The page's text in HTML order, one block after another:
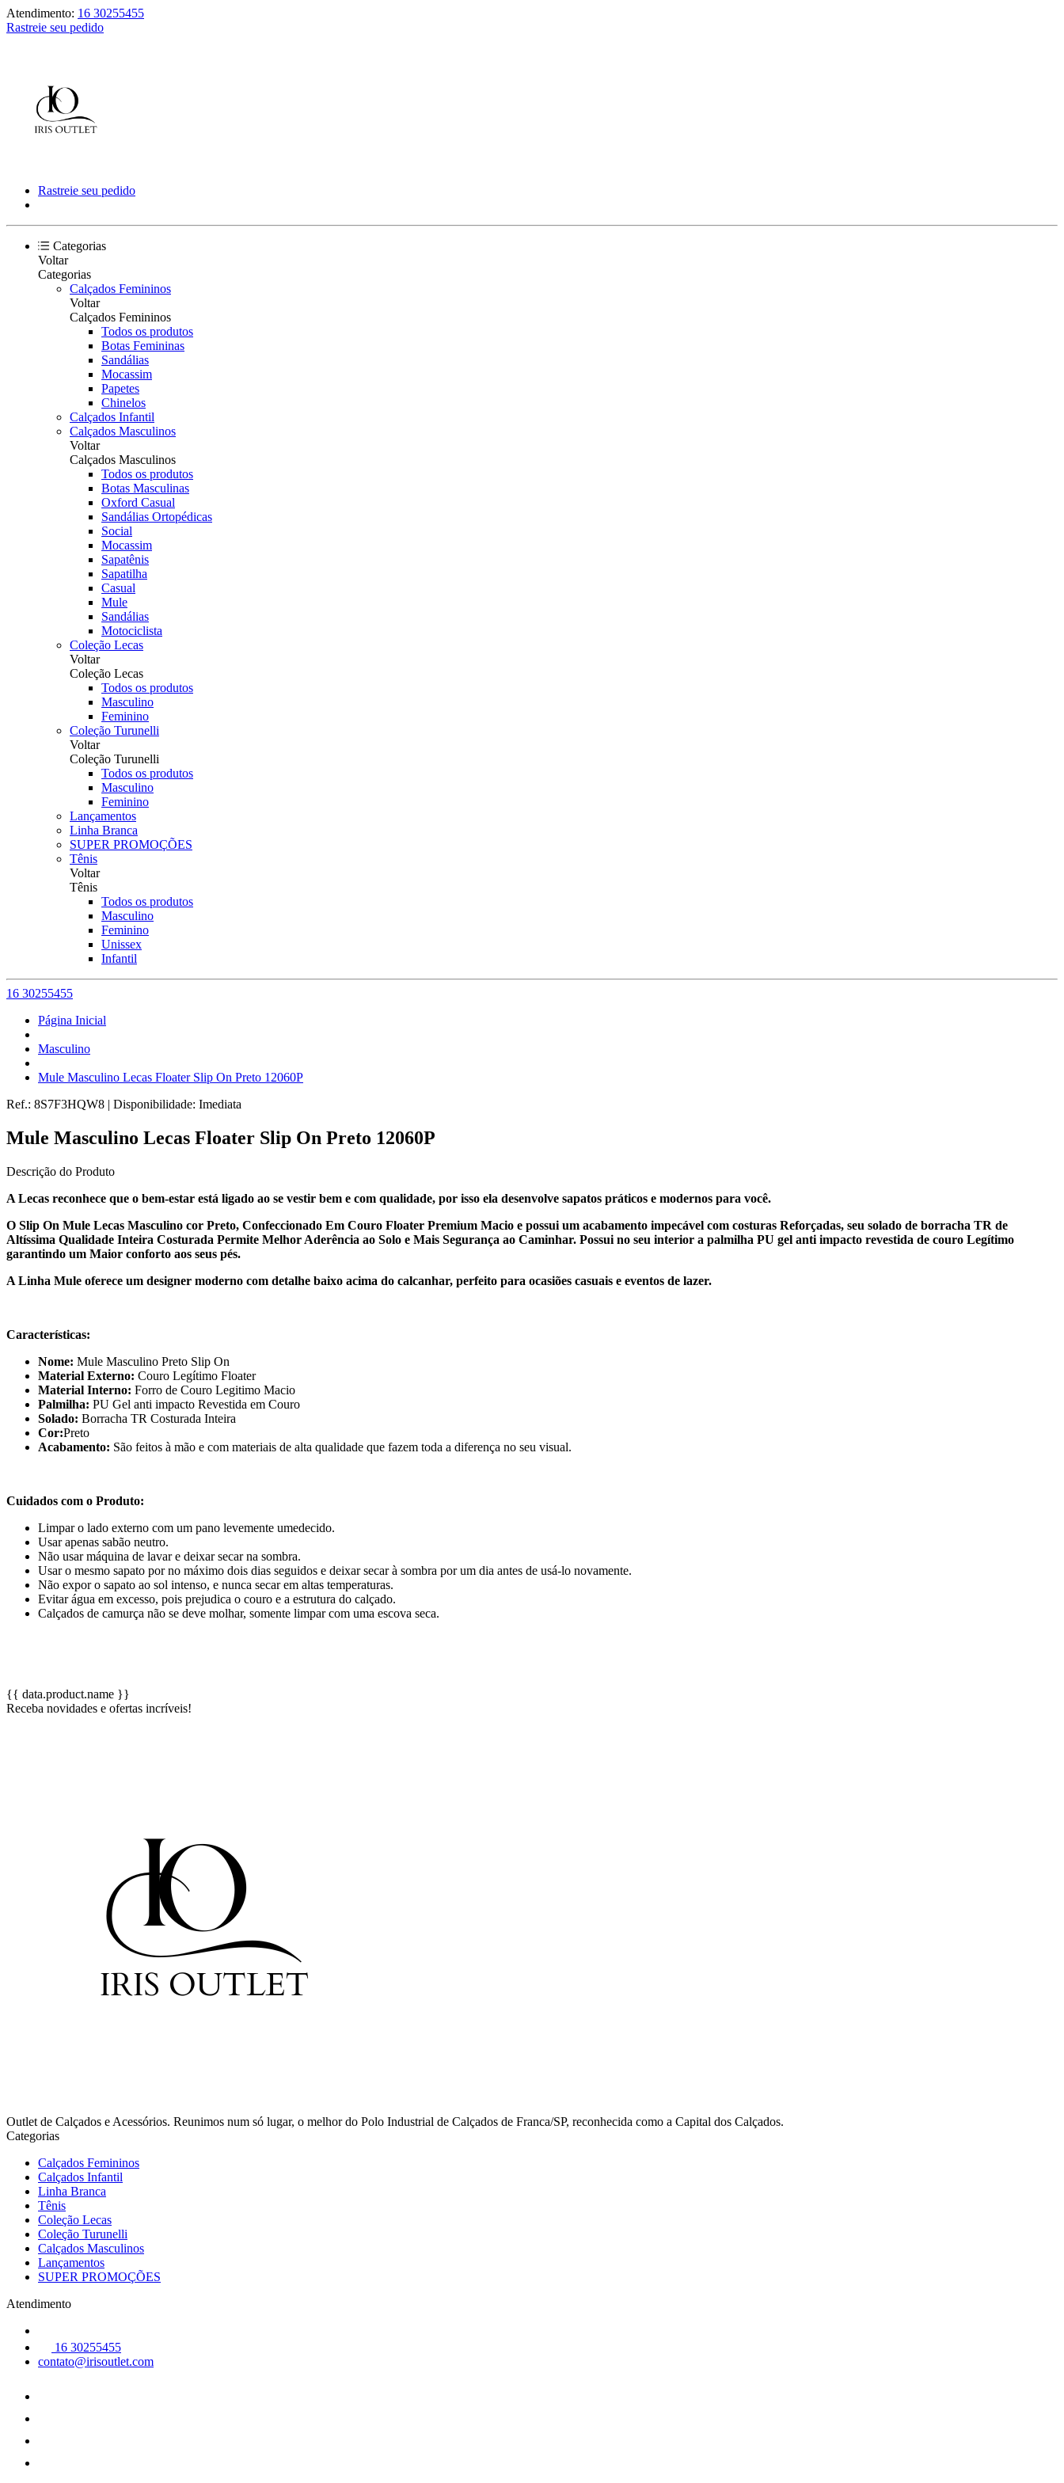
Atendimento: 16 30255455
Rastreie seu pedido
Rastreie seu pedido
Categorias
Voltar
Categorias
Calçados Femininos
Voltar
Calçados Femininos
Todos os produtos
Botas Femininas
Sandálias
Mocassim
Papetes
Chinelos
Calçados Infantil
Calçados Masculinos
Voltar
Calçados Masculinos
Todos os produtos
Botas Masculinas
Oxford Casual
Sandálias Ortopédicas
Social
Mocassim
Sapatênis
Sapatilha
Casual
Mule
Sandálias
Motociclista
Coleção Lecas
Voltar
Coleção Lecas
Todos os produtos
Masculino
Feminino
Coleção Turunelli
Voltar
Coleção Turunelli
Todos os produtos
Masculino
Feminino
Lançamentos
Linha Branca
SUPER PROMOÇÕES
Tênis
Voltar
Tênis
Todos os produtos
Masculino
Feminino
Unissex
Infantil
16 30255455
Página Inicial
Masculino
Mule Masculino Lecas Floater Slip On Preto 12060P
Ref.: 8S7F3HQW8 | Disponibilidade: Imediata
Mule Masculino Lecas Floater Slip On Preto 12060P
Descrição do Produto
A Lecas reconhece que o bem-estar está ligado ao se vestir bem e com qualidade, por isso ela desenvolve sapatos práticos e modernos para você.
O Slip On Mule Lecas Masculino cor Preto, Confeccionado Em Couro Floater Premium Macio e possui um acabamento impecável com costuras Reforçadas, seu solado de borracha TR de
Altíssima Qualidade Inteira Costurada Permite Melhor Aderência ao Solo e Mais Segurança ao Caminhar. Possui no seu interior a palmilha PU gel anti impacto revestida de couro Legítimo
garantindo um Maior conforto aos seus pés.
A Linha Mule oferece um designer moderno com detalhe baixo acima do calcanhar, perfeito para ocasiões casuais e eventos de lazer.
Características:
Nome: Mule Masculino Preto Slip On
Material Externo: Couro Legítimo Floater
Material Interno: Forro de Couro Legitimo Macio
Palmilha: PU Gel anti impacto Revestida em Couro
Solado: Borracha TR Costurada Inteira
Cor:Preto
Acabamento: São feitos à mão e com materiais de alta qualidade que fazem toda a diferença no seu visual.
Cuidados com o Produto:
Limpar o lado externo com um pano levemente umedecido.
Usar apenas sabão neutro.
Não usar máquina de lavar e deixar secar na sombra.
Usar o mesmo sapato por no máximo dois dias seguidos e deixar secar à sombra por um dia antes de usá-lo novamente.
Não expor o sapato ao sol intenso, e nunca secar em altas temperaturas.
Evitar água em excesso, pois prejudica o couro e a estrutura do calçado.
Calçados de camurça não se deve molhar, somente limpar com uma escova seca.
{{ data.product.name }}
Receba novidades e ofertas incríveis!
Outlet de Calçados e Acessórios. Reunimos num só lugar, o melhor do Polo Industrial de Calçados de Franca/SP, reconhecida como a Capital dos Calçados.
Categorias
Calçados Femininos
Calçados Infantil
Linha Branca
Tênis
Coleção Lecas
Coleção Turunelli
Calçados Masculinos
Lançamentos
SUPER PROMOÇÕES
Atendimento
16 30255455
contato@irisoutlet.com